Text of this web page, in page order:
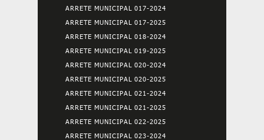
ARRETE MUNICIPAL 017-2024
ARRETE MUNICIPAL 017-2025
ARRETE MUNICIPAL 018-2024
ARRETE MUNICIPAL 019-2025
ARRETE MUNICIPAL 020-2024
ARRETE MUNICIPAL 020-2025
ARRETE MUNICIPAL 021-2024
ARRETE MUNICIPAL 021-2025
ARRETE MUNICIPAL 022-2025
ARRETE MUNICIPAL 023-2024